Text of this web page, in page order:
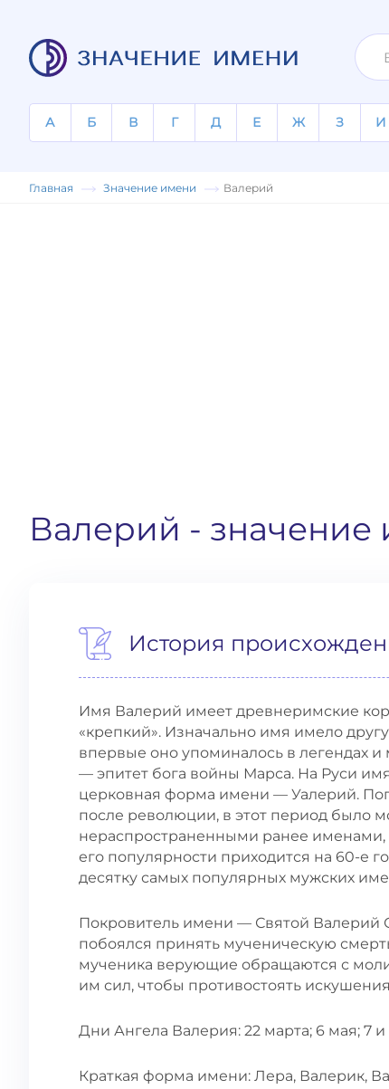
А Б В Г Д Е Ж З И
Главная Значение имени Валерий
Валерий -
История
Имя Валерий имеет древнеримские
«крепкий». Изначально имя имело
впервые оно упоминалось в легендах
— эпитет бога войны Марса. На Руси
церковная форма имени — Уалерий.
после революции, в этот период было
нераспространенными ранее
его популярности приходится на 60-е
десятку самых популярных мужских
Покровитель имени — Святой Валерий
побоялся принять мученическую
мученика верующие обращаются с
им сил, чтобы противостоять
Дни Ангела Валерия: 22 марта; 6 мая; 7
Краткая форма имени: Лера, Валерик,